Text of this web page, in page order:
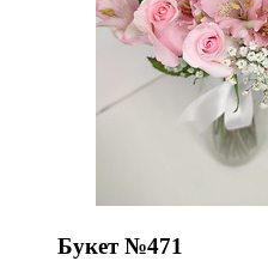
Букет №471